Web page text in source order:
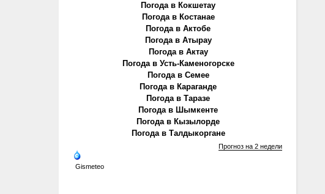
Погода в Кокшетау
Погода в Костанае
Погода в Актобе
Погода в Атырау
Погода в Актау
Погода в Усть-Каменогорске
Погода в Семее
Погода в Караганде
Погода в Таразе
Погода в Шымкенте
Погода в Кызылорде
Погода в Талдыкоргане
Gismeteo
Прогноз на 2 недели